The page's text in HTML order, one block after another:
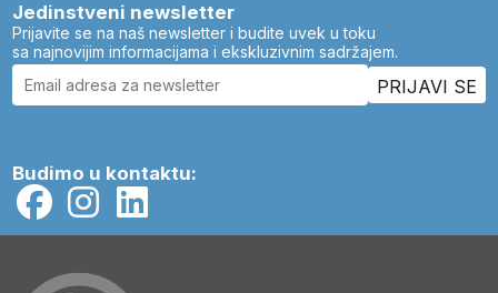
Jedinstveni newsletter
Prijavite se na naš newsletter i budite uvek u toku
sa najnovijim informacijama i ekskluzivnim sadržajem.
Budimo u kontaktu: